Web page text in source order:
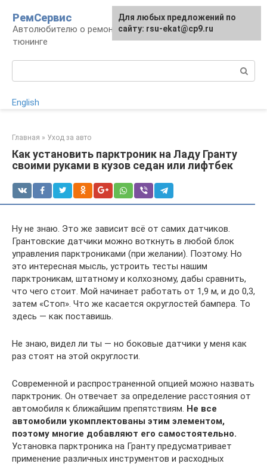
контенту
РемСервис
Автолюбителю о ремонте, обслуживании,
тюнинге
English
Главная » Уход за авто
Как установить парктроник на Ладу Гранту
своими руками в кузов седан или лифтбек
Ну не знаю. Это же зависит всё от самих датчиков.
Грантовские датчики можно воткнуть в любой блок
управления парктрониками (при желании). Поэтому. Но
это интересная мысль, устроить тесты нашим
парктроникам, штатному и колхозному, дабы сравнить,
что чего стоит. Мой начинает работать от 1,9 м, и до 0,3,
затем «Стоп». Что же касается округлостей бампера. То
здесь — как поставишь.
Не знаю, видел ли ты — но боковые датчики у меня как
раз стоят на этой округлости.
Современной и распространенной опцией можно назвать
парктроник. Он отвечает за определение расстояния от
автомобиля к ближайшим препятствиям. Не все
автомобили укомплектованы этим элементом,
поэтому многие добавляют его самостоятельно.
Установка парктроника на Гранту предусматривает
применение различных инструментов и расходных
Для любых предложений по
сайту: rsu-ekat@cp9.ru